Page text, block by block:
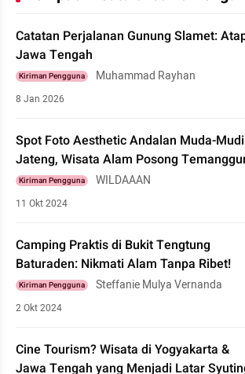
Catatan Perjalanan Gunung Slamet:
Jawa Tengah
Kiriman Pengguna Muhammad Rayhan
8 Jan 2026
Spot Foto Aesthetic Andalan Muda-Mudi
Jateng, Wisata Alam Posong
Kiriman Pengguna WILDAAAN
11 Okt 2024
Camping Praktis di Bukit Tengtung
Baturaden: Nikmati Alam Tanpa Ribet!
Kiriman Pengguna Steffanie Mulya Vernanda
2 Okt 2024
Cine Tourism? Wisata di Yogyakarta &
Jawa Tengah yang Menjadi Latar